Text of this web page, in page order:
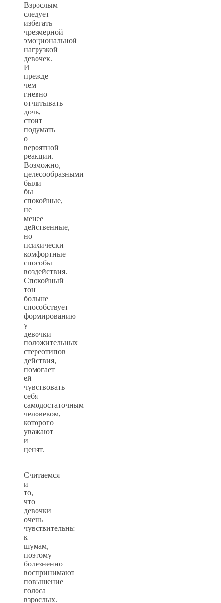
Взрослым
следует
избегать
чрезмерной
эмоциональной
нагрузкой
девочек.
И
прежде
чем
гневно
отчитывать
дочь,
стоит
подумать
о
вероятной
реакции.
Возможно,
целесообразными
были
бы
спокойные,
не
менее
действенные,
но
психически
комфортные
способы
воздействия.
Спокойный
тон
больше
способствует
формированию
у
девочки
положительных
стереотипов
действия,
помогает
ей
чувствовать
себя
самодостаточным
человеком,
которого
уважают
и
ценят.
Считаемся
и
то,
что
девочки
очень
чувствительны
к
шумам,
поэтому
болезненно
воспринимают
повышение
голоса
взрослых.